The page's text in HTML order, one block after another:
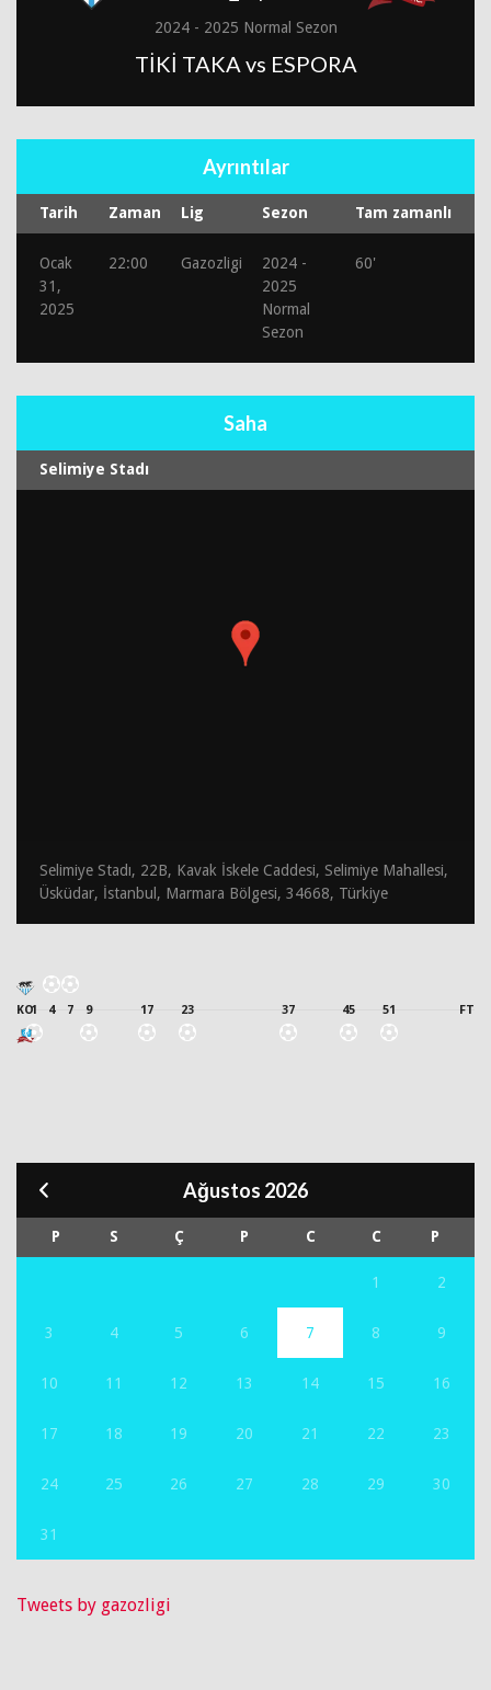
2024 - 2025 Normal Sezon
TİKİ TAKA vs ESPORA
Ayrıntılar
Tarih Zaman Lig Sezon Tam zamanlı
Ocak
31,
2025
22:00 Gazozligi
2024 -
2025
Normal
Sezon
60'
Saha
Selimiye Stadı
Selimiye Stadı, 22B, Kavak İskele Caddesi, Selimiye Mahallesi,
Üsküdar, İstanbul, Marmara Bölgesi, 34668, Türkiye
KO1 4 7 9 17 23 37 45 51 FT
Ağustos 2026
P S Ç P C C P
1 2
3 4 5 6 7 8 9
10 11 12 13 14 15 16
17 18 19 20 21 22 23
24 25 26 27 28 29 30
31
Tweets by gazozligi